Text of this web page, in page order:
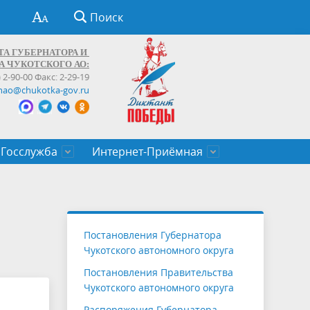
Поиск
ГУБЕРНАТОРА И
ЧУКОТСКОГО АО:
2-90-00 Факс: 2-29-19
gov.ru
Госслужба
служащих Чукотского автономного
Интернет-Приёмная
Постановления Губернатора
Чукотского автономного округа
Постановления Правительства
Чукотского автономного округа